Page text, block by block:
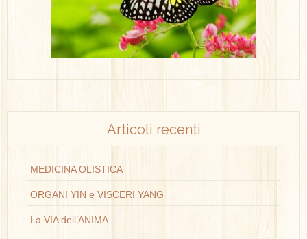
Articoli recenti
MEDICINA OLISTICA
ORGANI YIN e VISCERI YANG
La VIA dell’ANIMA